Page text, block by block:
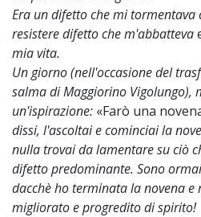
Era un difetto che mi tormentava
resistere difetto che m'abbatteva
mia vita.
Un giorno (nell'occasione del
salma di Maggiorino Vigolungo),
un'ispirazione: «Farò una
dissi, l'ascoltai e cominciai la
nulla trovai da lamentare su ciò
difetto predominante. Sono
dacchè ho terminata la novena e
migliorato e progredito di spirito!